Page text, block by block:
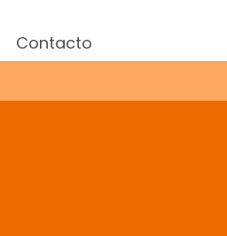
Contacto